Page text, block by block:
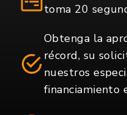
toma 20
Obtenga la
récord, su
nuestros
financiamiento